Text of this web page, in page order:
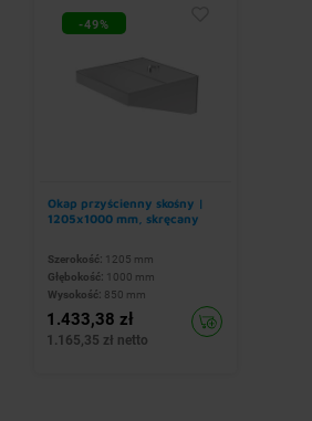
-49%
Okap przyścienny skośny |
1205x1000 mm, skręcany
Szerokość: 1205 mm
Głębokość: 1000 mm
Wysokość: 850 mm
1.433,38 zł
1.165,35 zł netto